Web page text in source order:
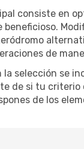
consiste en
de
la selección se
de si tu
de los